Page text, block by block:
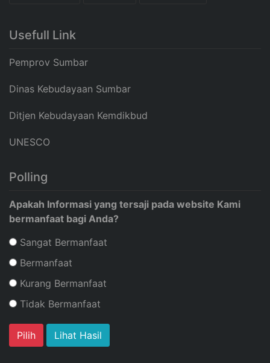
Usefull Link
Pemprov Sumbar
Dinas Kebudayaan Sumbar
Ditjen Kebudayaan Kemdikbud
UNESCO
Polling
Apakah Informasi yang tersaji pada website Kami
bermanfaat bagi Anda?
Sangat Bermanfaat
Bermanfaat
Kurang Bermanfaat
Tidak Bermanfaat
Lihat Hasil